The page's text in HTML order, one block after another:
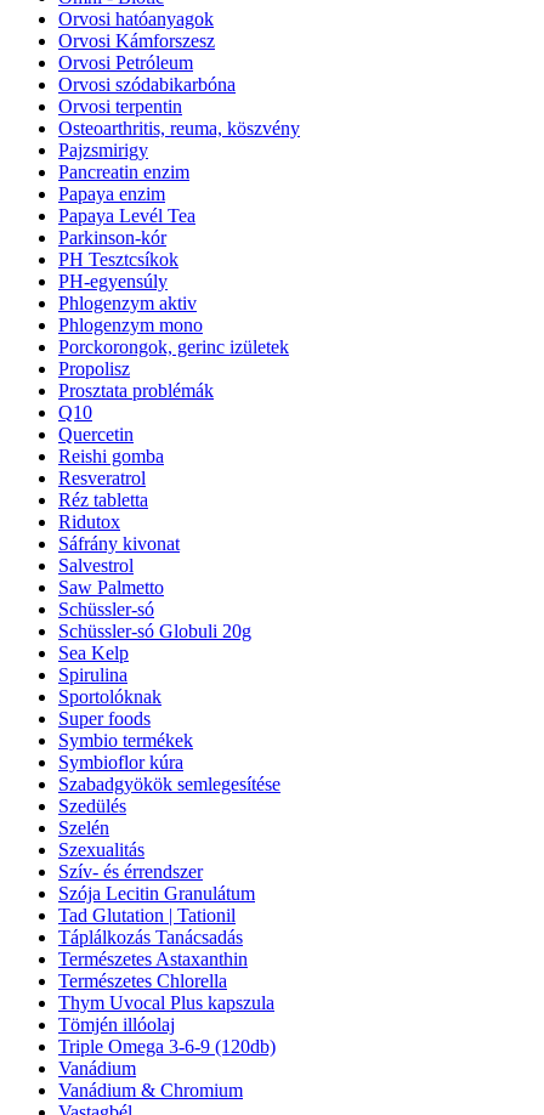
Orvosi hatóanyagok
Orvosi Kámforszesz
Orvosi Petróleum
Orvosi szódabikarbóna
Orvosi terpentin
Osteoarthritis, reuma, köszvény
Pajzsmirigy
Pancreatin enzim
Papaya enzim
Papaya Levél Tea
Parkinson-kór
PH Tesztcsíkok
PH-egyensúly
Phlogenzym aktiv
Phlogenzym mono
Porckorongok, gerinc izületek
Propolisz
Prosztata problémák
Q10
Quercetin
Reishi gomba
Resveratrol
Réz tabletta
Ridutox
Sáfrány kivonat
Salvestrol
Saw Palmetto
Schüssler-só
Schüssler-só Globuli 20g
Sea Kelp
Spirulina
Sportolóknak
Super foods
Symbio termékek
Symbioflor kúra
Szabadgyökök semlegesítése
Szedülés
Szelén
Szexualitás
Szív- és érrendszer
Szója Lecitin Granulátum
Tad Glutation | Tationil
Táplálkozás Tanácsadás
Természetes Astaxanthin
Természetes Chlorella
Thym Uvocal Plus kapszula
Tömjén illóolaj
Triple Omega 3-6-9 (120db)
Vanádium
Vanádium & Chromium